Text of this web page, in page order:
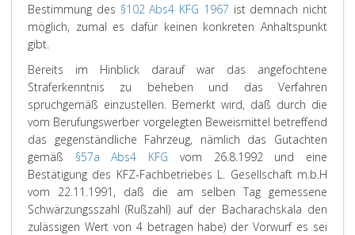
Bestimmung des §102 Abs4 KFG 1967 ist demnach nicht
möglich, zumal es dafür keinen konkreten Anhaltspunkt
gibt.
Bereits im Hinblick darauf war das angefochtene
Straferkenntnis zu beheben und das Verfahren
spruchgemäß einzustellen. Bemerkt wird, daß durch die
vom Berufungswerber vorgelegten Beweismittel betreffend
das gegenständliche Fahrzeug, nämlich das Gutachten
gemäß §57a Abs4 KFG vom 26.8.1992 und eine
Bestätigung des KFZ-Fachbetriebes L. Gesellschaft m.b.H
vom 22.11.1991, daß die am selben Tag gemessene
Schwärzungsszahl (Rußzahl) auf der Bacharachskala den
zulässigen Wert von 4 betragen habe) der Vorwurf es sei